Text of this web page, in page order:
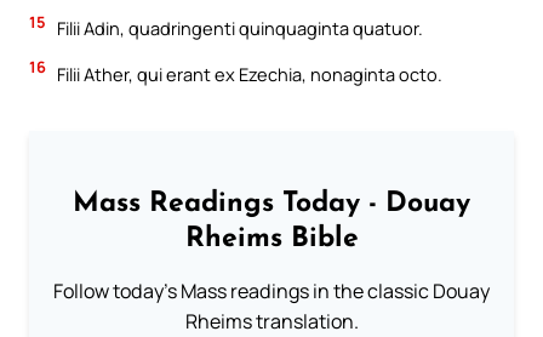
15 Filii Adin, quadringenti quinquaginta quatuor.
16 Filii Ather, qui erant ex Ezechia, nonaginta octo.
Mass Readings Today - Douay
Rheims Bible
Follow today's Mass readings in the classic Douay
Rheims translation.